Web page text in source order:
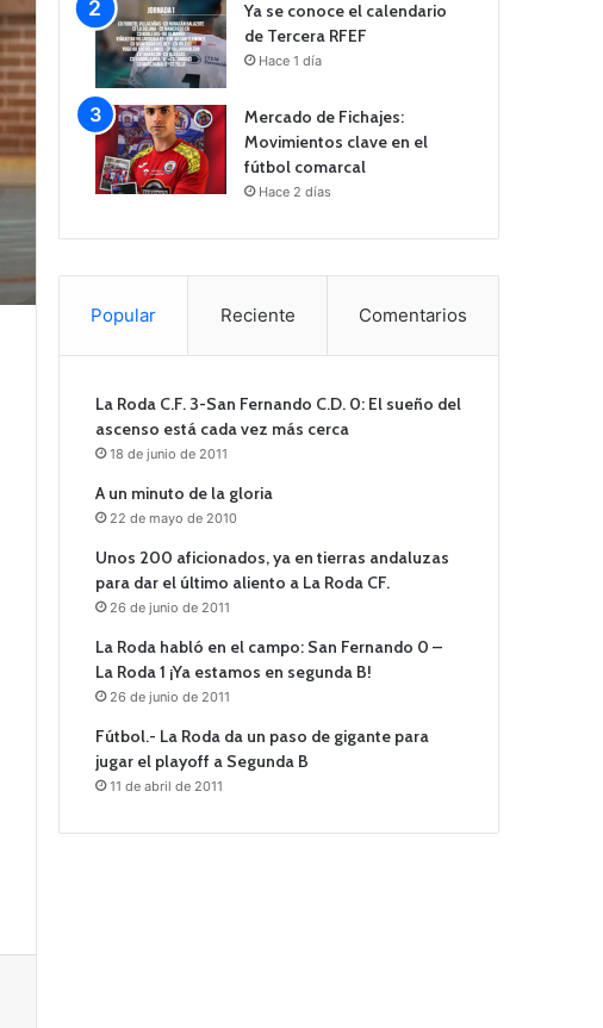
Ya se conoce el calendario
de Tercera RFEF
Hace 1 día
Mercado de Fichajes:
Movimientos clave en el
fútbol comarcal
Hace 2 días
Popular Reciente Comentarios
La Roda C.F. 3-San Fernando C.D. 0: El sueño del
ascenso está cada vez más cerca
18 de junio de 2011
A un minuto de la gloria
22 de mayo de 2010
Unos 200 aficionados, ya en tierras andaluzas
para dar el último aliento a La Roda CF.
26 de junio de 2011
La Roda habló en el campo: San Fernando 0 –
La Roda 1 ¡Ya estamos en segunda B!
26 de junio de 2011
Fútbol.- La Roda da un paso de gigante para
jugar el playoff a Segunda B
11 de abril de 2011